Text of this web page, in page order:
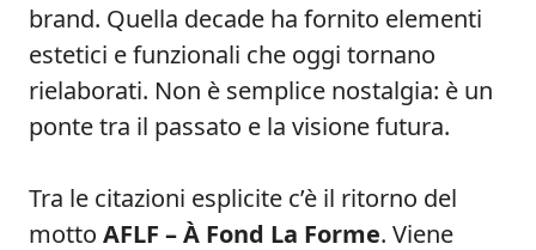
brand. Quella decade ha fornito elementi
estetici e funzionali che oggi tornano
rielaborati. Non è semplice nostalgia: è un
ponte tra il passato e la visione futura.
Tra le citazioni esplicite c’è il ritorno del
motto AFLF – À Fond La Forme. Viene